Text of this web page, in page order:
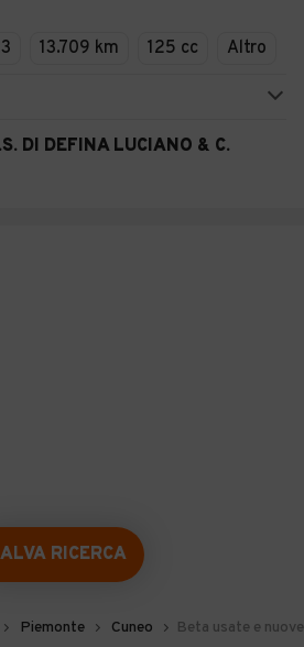
13.709 km 125 cc Altro
DI DEFINA LUCIANO & C.
RICERCA
Piemonte Cuneo Beta usate e